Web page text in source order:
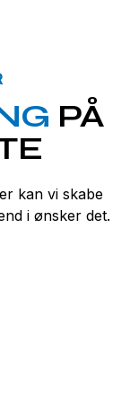
PÅ
kan vi skabe
i ønsker det.